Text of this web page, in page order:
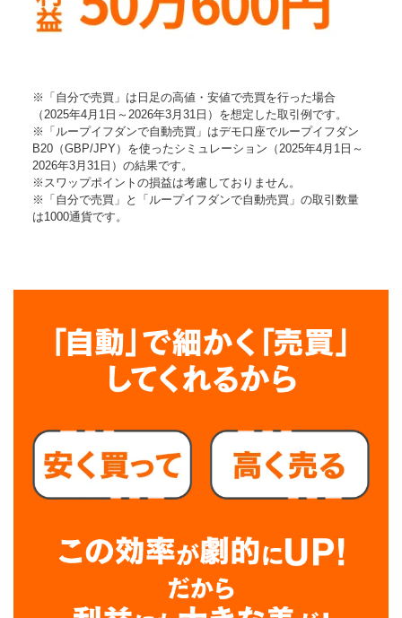
※「自分で売買」は日足の高値・安値で売買を行った場合
（2025年4月1日～2026年3月31日）を想定した取引例です。
※「ループイフダンで自動売買」はデモ口座でループイフダン
B20（GBP/JPY）を使ったシミュレーション（2025年4月1日～
2026年3月31日）の結果です。
※スワップポイントの損益は考慮しておりません。
※「自分で売買」と「ループイフダンで自動売買」の取引数量
は1000通貨です。